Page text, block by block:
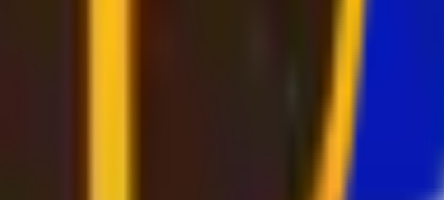
per te, tutto quello che devi fare è imballare e rilassarti.